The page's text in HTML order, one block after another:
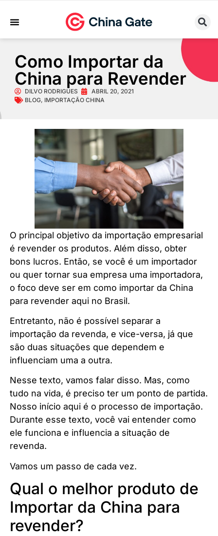
Como Importar da
China para Revender
DILVO RODRIGUES
ABRIL 20, 2021
BLOG, IMPORTAÇÃO CHINA
O principal objetivo da importação empresarial
é revender os produtos. Além disso, obter
bons lucros. Então, se você é um importador
ou quer tornar sua empresa uma importadora,
o foco deve ser em como importar da China
para revender aqui no Brasil.
Entretanto, não é possível separar a
importação da revenda, e vice-versa, já que
são duas situações que dependem e
influenciam uma a outra.
Nesse texto, vamos falar disso. Mas, como
tudo na vida, é preciso ter um ponto de partida.
Nosso início aqui é o processo de importação.
Durante esse texto, você vai entender como
ele funciona e influencia a situação de
revenda.
Vamos um passo de cada vez.
Qual o melhor produto de
Importar da China para
revender?